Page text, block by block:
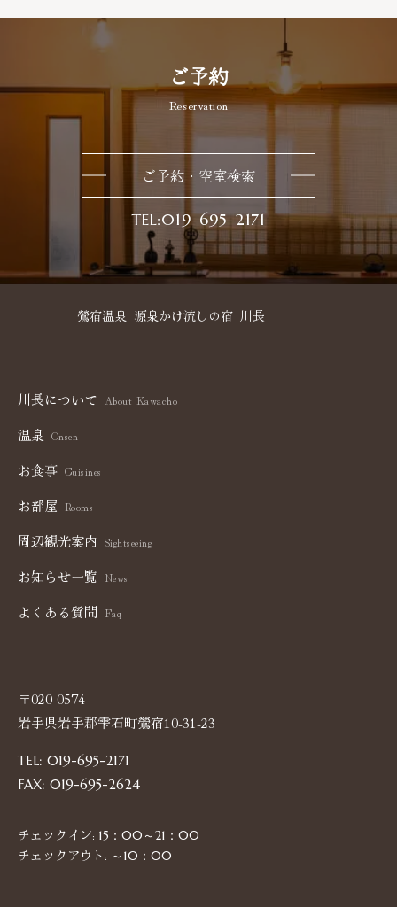
ご予約
Reservation
ご予約・空室検索
019-695-2171
鶯宿温泉 源泉かけ流しの宿 川長
川長について About Kawacho
温泉 Onsen
お食事 Cuisines
お部屋 Rooms
周辺観光案内 Sightseeing
お知らせ一覧 News
よくある質問 Faq
〒020-0574
岩手県岩手郡雫石町鶯宿10-31-23
TEL: 019-695-2171
FAX: 019-695-2624
チェックイン: 15：00～21：00
チェックアウト: ～10：00